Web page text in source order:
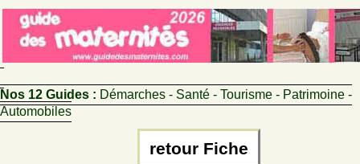
Nos 12 Guides : Démarches - Santé - Tourisme - Patrimoine -
Automobiles
retour Fiche